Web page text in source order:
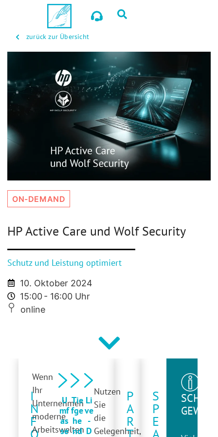
zurück zur Übersicht
ON-DEMAND
HP Active Care und Wolf Security
Schutz und Leistung optimiert
10. Oktober 2024
15:00- 16:00 Uhr
online
I
N
F
Wenn
Ihr
Unternehmen
moderne
Arbeitswelten
U
mf
as
se
Tie
fge
he
nd
Li
ve
-
D
Nutzen
Sie
die
Gelegenheit,
P
A
R
S
P
E
SCHON